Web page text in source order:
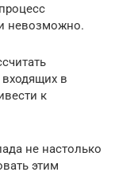
невозможно.
в
к
не настолько
этим